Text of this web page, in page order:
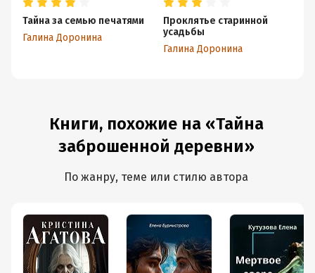
Тайна за семью печатями
Галина Доронина
Проклятье старинной
усадьбы
Галина Доронина
Книги, похожие на «Тайна
заброшенной деревни»
По жанру, теме или стилю автора